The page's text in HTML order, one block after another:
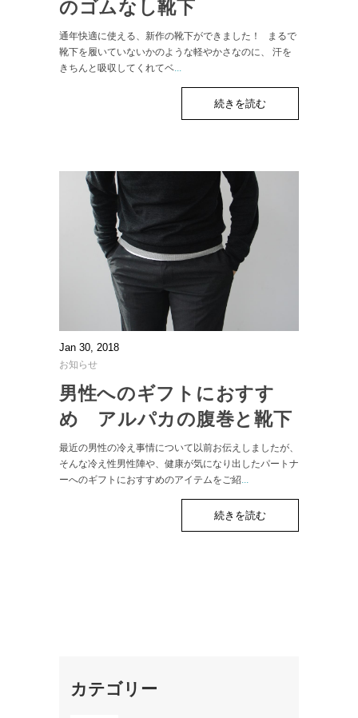
のゴムなし靴下
通年快適に使える、新作の靴下ができました！ まるで
靴下を履いていないかのような軽やかさなのに、 汗を
きちんと吸収してくれてベ
続きを読む
Jan 30, 2018
お知らせ
男性へのギフトにおすす
め アルパカの腹巻と靴下
最近の男性の冷え事情について以前お伝えしましたが、
そんな冷え性男性陣や、健康が気になり出したパートナ
ーへのギフトにおすすめのアイテムをご紹
続きを読む
カテゴリー